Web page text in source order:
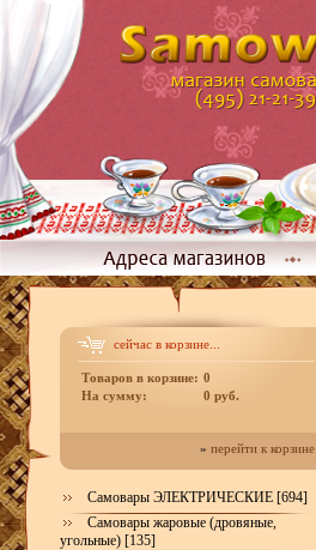
сейчас в корзине...
Товаров в корзине: 0
На сумму:
0 руб.
» перейти к корзине
Самовары ЭЛЕКТРИЧЕСКИЕ [694]
Самовары жаровые (дровяные,
угольные) [135]